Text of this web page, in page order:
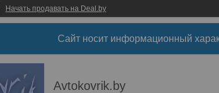
Начать продавать на Deal.by
Сайт носит информационный
Avtokovrik.by